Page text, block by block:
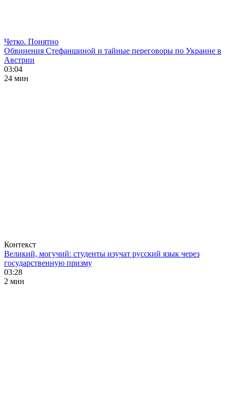
Четко. Понятно
Обвинения Стефаншиной и тайные переговоры по Украине в
Австрии
03:04
24 мин
Контекст
Великий, могучий: студенты изучат русский язык через
государственную призму
03:28
2 мин